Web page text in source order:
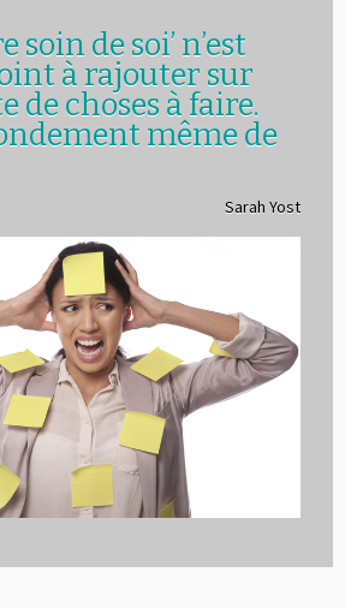
soin de soi’ n’est
à rajouter sur
de choses à faire.
même de
Sarah Yost